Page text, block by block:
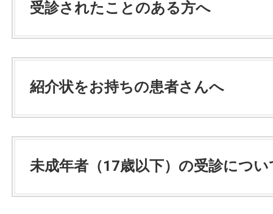
受診されたことのある方へ
紹介状をお持ちの患者さんへ
未成年者（17歳以下）の受診につい